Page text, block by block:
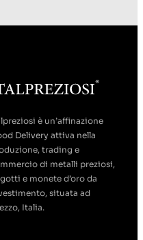
è un’affinazione
Delivery attiva nella
trading e
di metalli preziosi,
e monete d’oro da
situata ad
Italia.